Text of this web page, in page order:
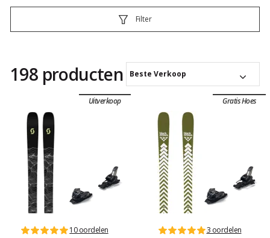
Filter
198 producten Beste Verkoop
Uitverkoop
10 oordelen
Gratis Hoes
3 oordelen